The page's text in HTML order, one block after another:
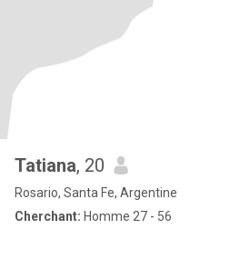
Tatiana, 20
Rosario, Santa Fe, Argentine
Cherchant: Homme 27 - 56